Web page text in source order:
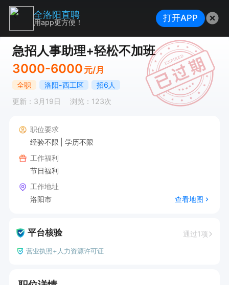
急招人事助理+轻松不加班
3000-6000 元/月
全职 洛阳-西工区
招6人
更新：3月19日
浏览：123次
职位要求
经验不限
学历不限
工作福利
节日福利
工作地址
洛阳市
查看地图
平台核验 通过1项
营业执照+人力资源许可证
全洛阳直聘
用app更方便！ 打开APP